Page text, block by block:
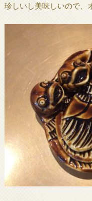
珍しいし美味しいので、